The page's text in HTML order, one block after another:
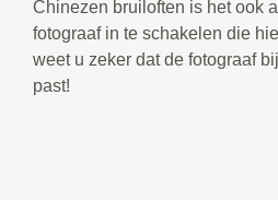
Chinezen bruiloften is het ook
fotograaf in te schakelen die
weet u zeker dat de fotograaf
past!